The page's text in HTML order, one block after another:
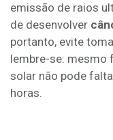
emissão de raios
de desenvolver
portanto, evite
lembre-se: mesmo
solar não pode
horas.